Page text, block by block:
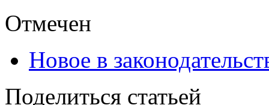
Отмечен
Новое в
Поделиться статьей